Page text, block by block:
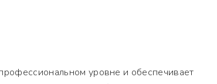
уровне и обеспечивает